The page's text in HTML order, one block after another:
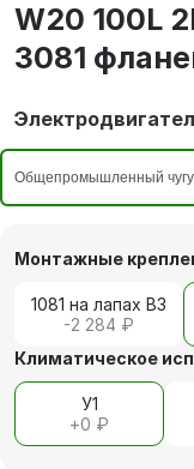
W20 100L
3081
Монтажные
1081 на лапах В3
-2 284 ₽
Климатическое
У1
+0 ₽